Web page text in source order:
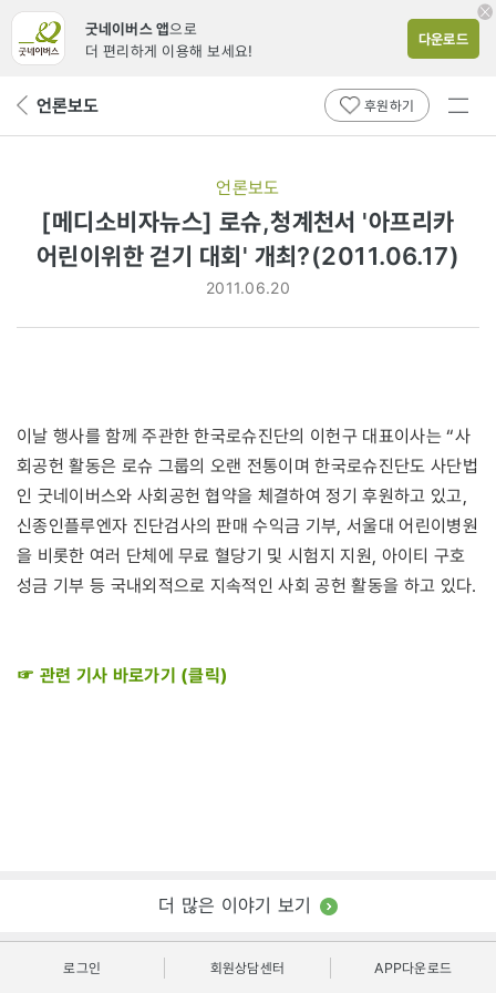
굿네이버스 앱으로
더 편리하게 이용해 보세요!
다운로드
뒤 언론보도 후원하기
전체
언론보도
[메디소비자뉴스] 로슈,청계천서 '아프리카
어린이위한 걷기 대회' 개최?(2011.06.17)
2011.06.20
이날 행사를 함께 주관한 한국로슈진단의 이헌구 대표이사는 “사
회공헌 활동은 로슈 그룹의 오랜 전통이며 한국로슈진단도 사단법
인 굿네이버스와 사회공헌 협약을 체결하여 정기 후원하고 있고,
신종인플루엔자 진단검사의 판매 수익금 기부, 서울대 어린이병원
을 비롯한 여러 단체에 무료 혈당기 및 시험지 지원, 아이티 구호
성금 기부 등 국내외적으로 지속적인 사회 공헌 활동을 하고 있다.
☞ 관련 기사 바로가기 (클릭)
더 많은 이야기 보기
로그인 회원상담센터 APP다운로드